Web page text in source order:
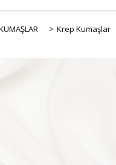
> Krep Kumaşlar